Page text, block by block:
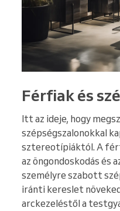
Férfiak és
Itt az ideje, hogy
szépségszalonokkal
sztereotípiáktól. A
az öngondoskodás és
személyre szabott
iránti kereslet
arckezeléstől a